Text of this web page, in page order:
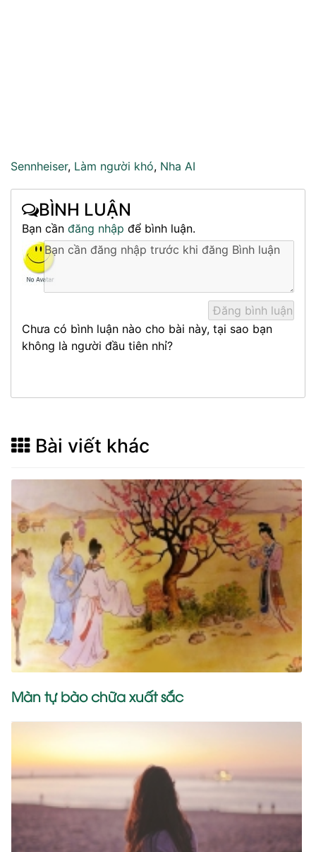
Sennheiser, Làm người khó, Nha AI
BÌNH LUẬN
Bạn cần đăng nhập để bình luận.
Chưa có bình luận nào cho bài này, tại sao bạn
không là người đầu tiên nhỉ?
Bài viết khác
Màn tự bào chữa xuất sắc